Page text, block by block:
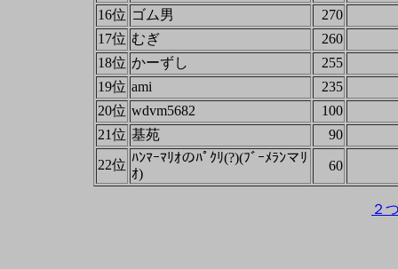
16位 ゴム男
270
17位 むぎ
260
18位 かーずし
255
19位 ami
235
20位 wdvm5682
100
21位 基苑
90
22位 ﾊﾝﾏｰﾏﾘｵのﾊﾟｸﾘ(?)(ﾌﾞｰﾒﾗﾝマﾘ
ｵ)
60
２